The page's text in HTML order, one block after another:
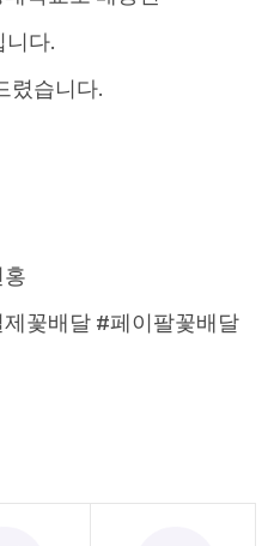
다.
렸습니다.
꽃배달 #페이팔꽃배달